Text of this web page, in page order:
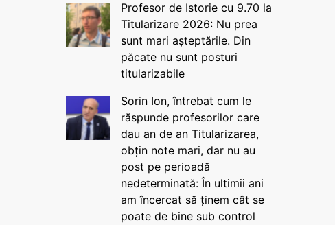
Profesor de Istorie cu 9.70 la
Titularizare 2026: Nu prea
sunt mari așteptările. Din
păcate nu sunt posturi
titularizabile
Sorin Ion, întrebat cum le
răspunde profesorilor care
dau an de an Titularizarea,
obțin note mari, dar nu au
post pe perioadă
nedeterminată: În ultimii ani
am încercat să ținem cât se
poate de bine sub control